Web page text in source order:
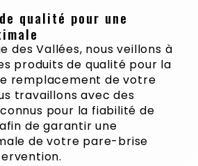
qualité pour une
des Vallées, nous veillons à
produits de qualité pour la
remplacement de votre
travaillons avec des
pour la fiabilité de
de garantir une
de votre pare-brise